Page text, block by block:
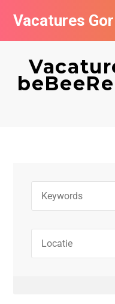
Vacatures
Vacatures bij
De populairste